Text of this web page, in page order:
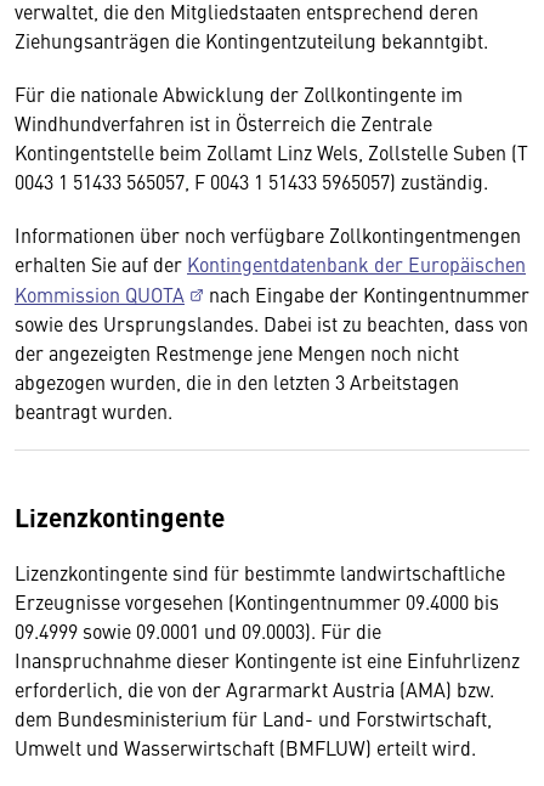
verwaltet, die den Mitgliedstaaten entsprechend deren
Ziehungsanträgen die Kontingentzuteilung bekanntgibt.
Für die nationale Abwicklung der Zollkontingente im
Windhundverfahren ist in Österreich die Zentrale
Kontingentstelle beim Zollamt Linz Wels, Zollstelle Suben (T
0043 1 51433 565057, F 0043 1 51433 5965057) zuständig.
Informationen über noch verfügbare Zollkontingentmengen
erhalten Sie auf der Kontingentdatenbank der Europäischen
Kommission QUOTA
nach Eingabe der Kontingentnummer
sowie des Ursprungslandes. Dabei ist zu beachten, dass von
der angezeigten Restmenge jene Mengen noch nicht
abgezogen wurden, die in den letzten 3 Arbeitstagen
beantragt wurden.
Lizenzkontingente
Lizenzkontingente sind für bestimmte landwirtschaftliche
Erzeugnisse vorgesehen (Kontingentnummer 09.4000 bis
09.4999 sowie 09.0001 und 09.0003). Für die
Inanspruchnahme dieser Kontingente ist eine Einfuhrlizenz
erforderlich, die von der Agrarmarkt Austria (AMA) bzw.
dem Bundesministerium für Land- und Forstwirtschaft,
Umwelt und Wasserwirtschaft (BMFLUW) erteilt wird.